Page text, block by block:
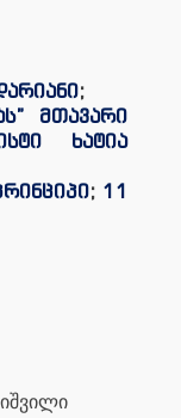
;
მთავარი
ხატია
; 11